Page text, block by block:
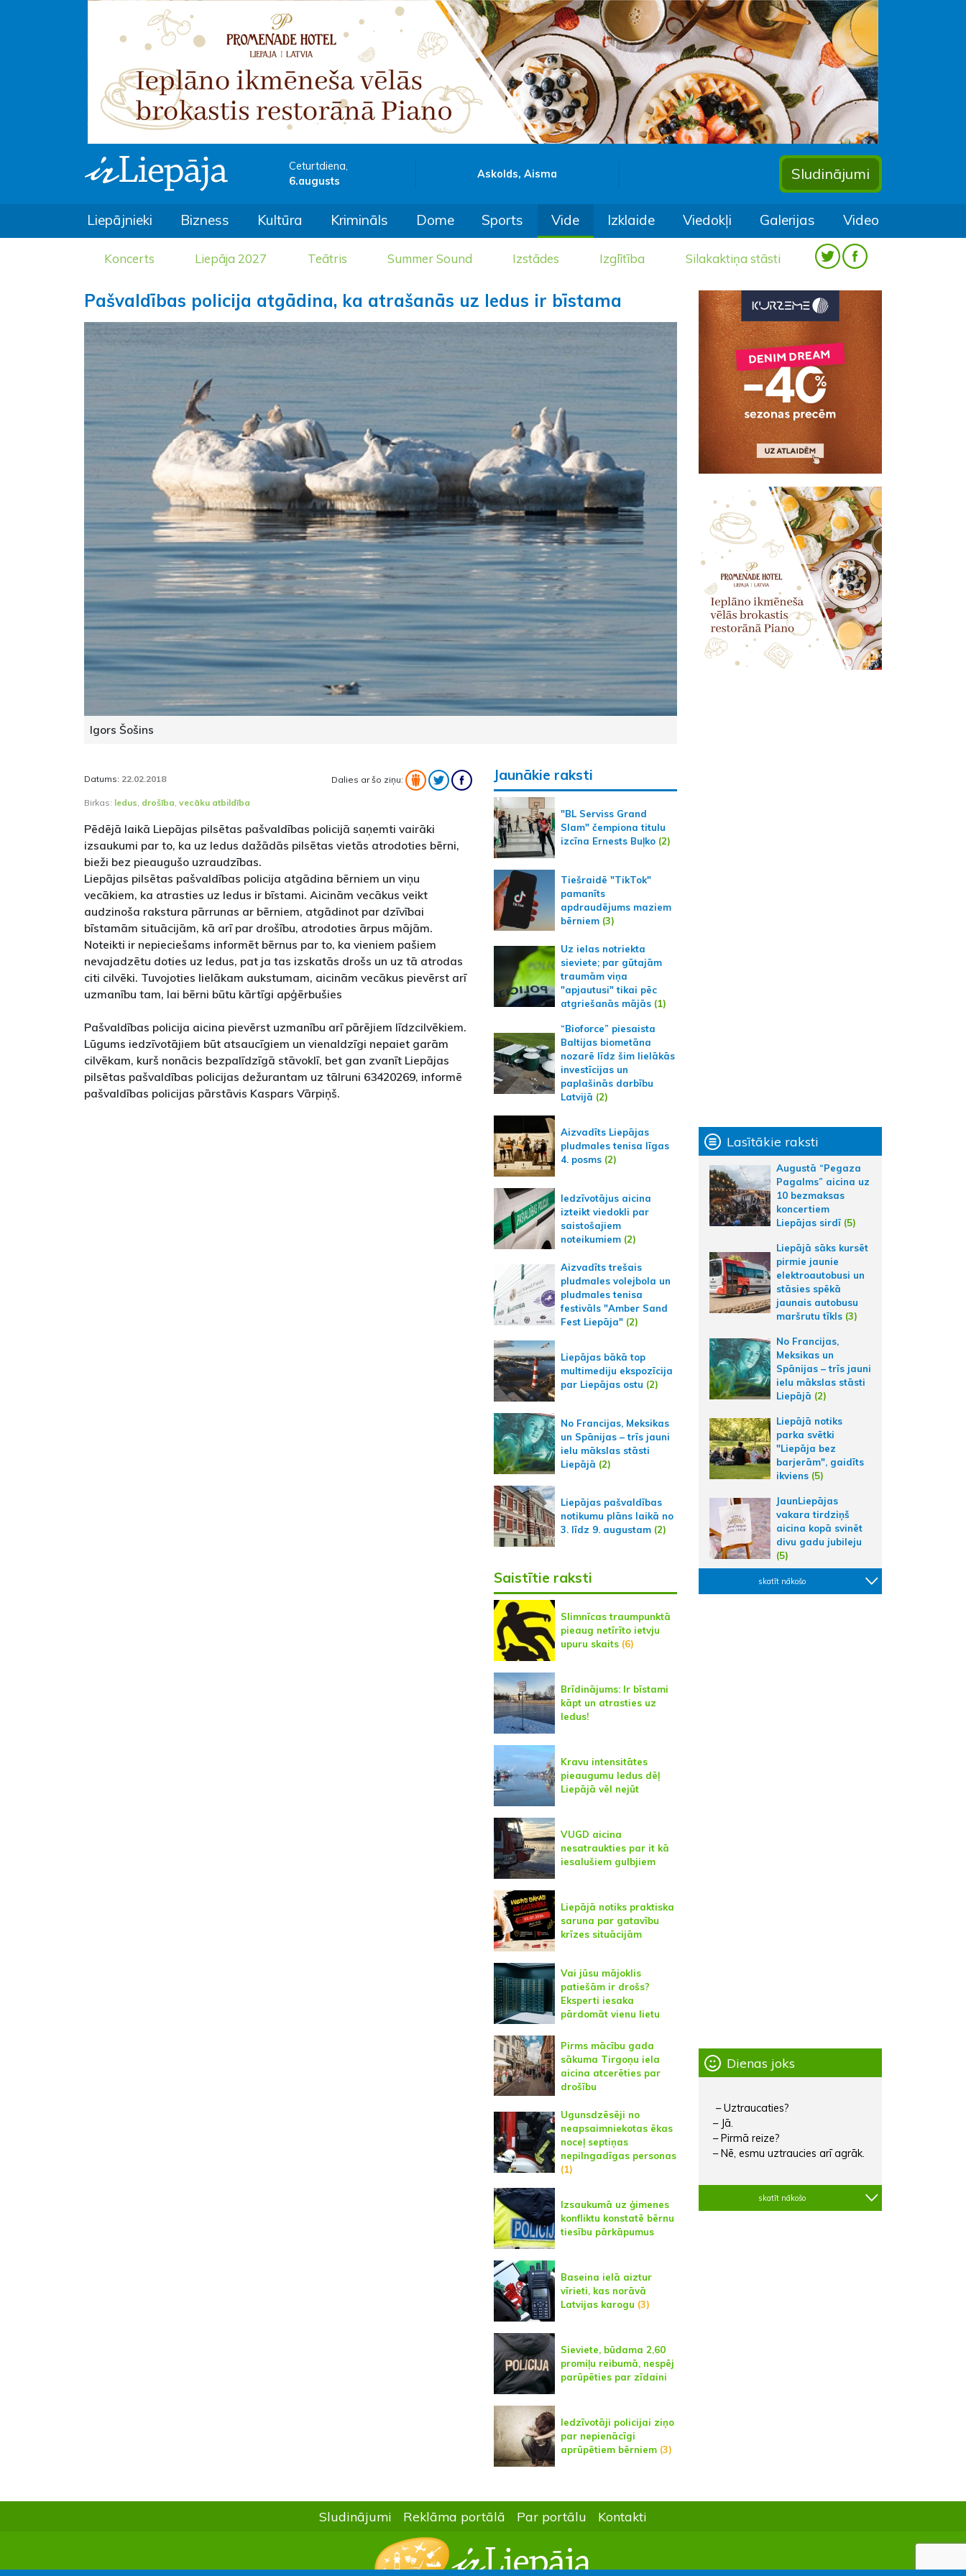
Ceturtdiena,
6.augusts
Askolds, Aisma Sludinājumi
Liepājnieki Bizness Kultūra Krimināls Dome Sports Vide Izklaide Viedokļi Galerijas Video
Koncerts Liepāja 2027 Teātris Summer Sound Izstādes Izglītība Silakaktiņa stāsti
Pašvaldības policija atgādina, ka atrašanās uz ledus ir bīstama
Igors Šošins
Datums: 22.02.2018 Dalies ar šo ziņu:
Birkas: ledus, drošība, vecāku atbildība
Pēdējā laikā Liepājas pilsētas pašvaldības policijā saņemti vairāki
izsaukumi par to, ka uz ledus dažādās pilsētas vietās atrodoties bērni,
bieži bez pieaugušo uzraudzības.
Liepājas pilsētas pašvaldības policija atgādina bērniem un viņu
vecākiem, ka atrasties uz ledus ir bīstami. Aicinām vecākus veikt
audzinoša rakstura pārrunas ar bērniem, atgādinot par dzīvībai
bīstamām situācijām, kā arī par drošību, atrodoties ārpus mājām.
Noteikti ir nepieciešams informēt bērnus par to, ka vieniem pašiem
nevajadzētu doties uz ledus, pat ja tas izskatās drošs un uz tā atrodas
citi cilvēki. Tuvojoties lielākam aukstumam, aicinām vecākus pievērst arī
uzmanību tam, lai bērni būtu kārtīgi apģērbušies
Pašvaldības policija aicina pievērst uzmanību arī pārējiem līdzcilvēkiem.
Lūgums iedzīvotājiem būt atsaucīgiem un vienaldzīgi nepaiet garām
cilvēkam, kurš nonācis bezpalīdzīgā stāvoklī, bet gan zvanīt Liepājas
pilsētas pašvaldības policijas dežurantam uz tālruni 63420269, informē
pašvaldības policijas pārstāvis Kaspars Vārpiņš.
Jaunākie raksti
"BL Serviss Grand
Slam" čempiona titulu
izcīna Ernests Buļko(2)
Tiešraidē "TikTok"
pamanīts
apdraudējums maziem
bērniem(3)
Uz ielas notriekta
sieviete; par gūtajām
traumām viņa
"apjautusi" tikai pēc
atgriešanās mājās(1)
“Bioforce” piesaista
Baltijas biometāna
nozarē līdz šim lielākās
investīcijas un
paplašinās darbību
Latvijā (2)
Aizvadīts Liepājas
pludmales tenisa līgas
4. posms(2)
Iedzīvotājus aicina
izteikt viedokli par
saistošajiem
noteikumiem (2)
Aizvadīts trešais
pludmales volejbola un
pludmales tenisa
festivāls "Amber Sand
Fest Liepāja"(2)
Liepājas bākā top
multimediju ekspozīcija
par Liepājas ostu (2)
No Francijas, Meksikas
un Spānijas – trīs jauni
ielu mākslas stāsti
Liepājā (2)
Liepājas pašvaldības
notikumu plāns laikā no
3. līdz 9. augustam(2)
Saistītie raksti
Slimnīcas traumpunktā
pieaug netīrīto ietvju
upuru skaits(6)
Brīdinājums: Ir bīstami
kāpt un atrasties uz
ledus!
Kravu intensitātes
pieaugumu ledus dēļ
Liepājā vēl nejūt
VUGD aicina
nesatraukties par it kā
iesalušiem gulbjiem
Liepājā notiks praktiska
saruna par gatavību
krīzes situācijām
Vai jūsu mājoklis
patiešām ir drošs?
Eksperti iesaka
pārdomāt vienu lietu
Pirms mācību gada
sākuma Tirgoņu iela
aicina atcerēties par
drošību
Ugunsdzēsēji no
neapsaimniekotas ēkas
noceļ septiņas
nepilngadīgas personas
(1)
Izsaukumā uz ģimenes
konfliktu konstatē bērnu
tiesību pārkāpumus
Baseina ielā aiztur
vīrieti, kas norāvā
Latvijas karogu (3)
Sieviete, būdama 2,60
promiļu reibumā, nespēj
parūpēties par zīdaini
Iedzīvotāji policijai ziņo
par nepienācīgi
aprūpētiem bērniem(3)
Lasītākie raksti
Augustā “Pegaza
Pagalms” aicina uz
10 bezmaksas
koncertiem
Liepājas sirdī (5)
Liepājā sāks kursēt
pirmie jaunie
elektroautobusi un
stāsies spēkā
jaunais autobusu
maršrutu tīkls (3)
No Francijas,
Meksikas un
Spānijas – trīs jauni
ielu mākslas stāsti
Liepājā (2)
Liepājā notiks
parka svētki
"Liepāja bez
barjerām", gaidīts
ikviens (5)
JaunLiepājas
vakara tirdziņš
aicina kopā svinēt
divu gadu jubileju
(5)
skatīt nākošo
Dienas joks
– Uztraucaties?
– Jā.
– Pirmā reize?
– Nē, esmu uztraucies arī agrāk.
skatīt nākošo
Sludinājumi Reklāma portālā Par portālu Kontakti